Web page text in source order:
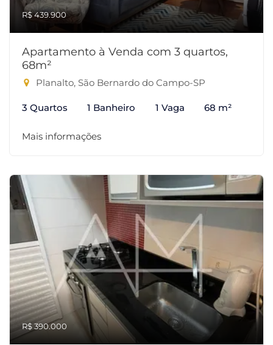
R$ 439.900
Apartamento à Venda com 3 quartos,
68m²
Planalto, São Bernardo do Campo-SP
3 Quartos 1 Banheiro 1 Vaga 68 m²
Mais informações
R$ 390.000